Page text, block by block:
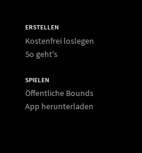
ERSTELLEN
Kostenfrei loslegen
So geht's
SPIELEN
Öffentliche Bounds
App herunterladen